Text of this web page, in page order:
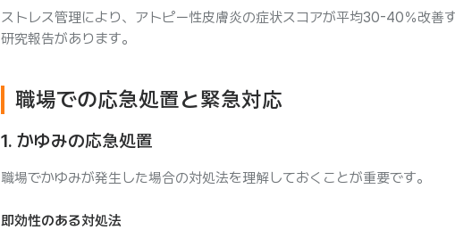
ストレス管理により、アトピー性皮膚炎の症状スコアが平均30-40％改善
研究報告があります。
職場での応急処置と緊急対応
1. かゆみの応急処置
職場でかゆみが発生した場合の対処法を理解しておくことが重要です。
即効性のある対処法